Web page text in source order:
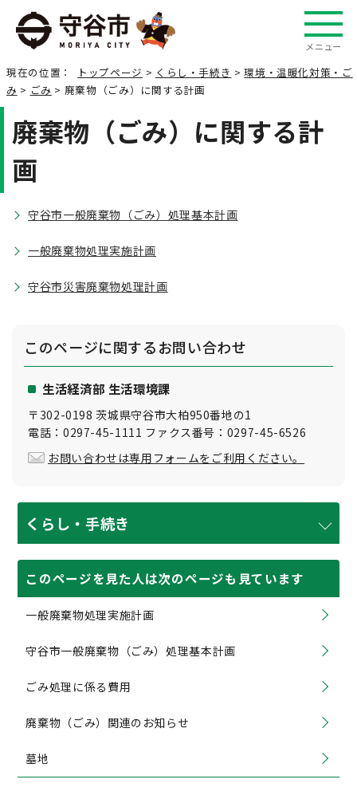
メニュー
現在の位置： トップページ > くらし・手続き >環境・温暖化対策・ご
み > ごみ > 廃棄物（ごみ）に関する計画
廃棄物（ごみ）に関する計
画
守谷市一般廃棄物（ごみ）処理基本計画
一般廃棄物処理実施計画
守谷市災害廃棄物処理計画
このページに関するお問い合わせ
生活経済部 生活環境課
〒302-0198 茨城県守谷市大柏950番地の1
電話：0297-45-1111 ファクス番号：0297-45-6526
お問い合わせは専用フォームをご利用ください。
くらし・手続き
このページを見た人は次のページも見ています
一般廃棄物処理実施計画
守谷市一般廃棄物（ごみ）処理基本計画
ごみ処理に係る費用
廃棄物（ごみ）関連のお知らせ
墓地